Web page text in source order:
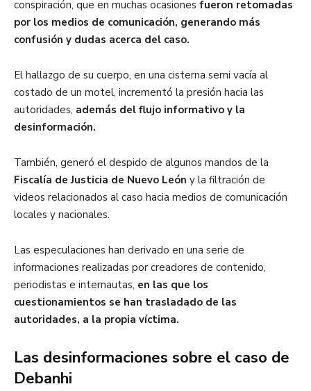
conspiración, que en muchas ocasiones fueron retomadas
por los medios de comunicación, generando más
confusión y dudas acerca del caso.
El hallazgo de su cuerpo, en una cisterna semi vacía al
costado de un motel, incrementó la presión hacia las
autoridades, además del flujo informativo y la
desinformación.
También, generó el despido de algunos mandos de la
Fiscalía de Justicia de Nuevo León y la filtración de
videos relacionados al caso hacia medios de comunicación
locales y nacionales.
Las especulaciones han derivado en una serie de
informaciones realizadas por creadores de contenido,
periodistas e internautas, en las que los
cuestionamientos se han trasladado de las
autoridades, a la propia víctima.
Las desinformaciones sobre el caso de
Debanhi